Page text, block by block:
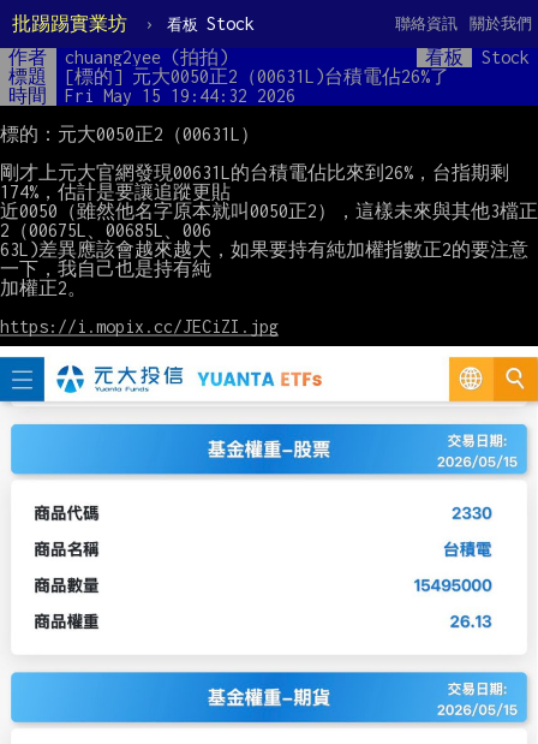
批踢踢實業坊 › 看板 Stock 關於我們
聯絡資訊
作者 chuang2yee (拍拍) 看板
Stock
標題
[標的] 元大0050正2（00631L)台積電佔26%了
時間
Fri May 15 19:44:32 2026
標的：元大0050正2（00631L）
剛才上元大官網發現00631L的台積電佔比來到26%，台指期剩
174%，估計是要讓追蹤更貼
近0050（雖然他名字原本就叫0050正2），這樣未來與其他3檔正
2（00675L、00685L、006
63L)差異應該會越來越大，如果要持有純加權指數正2的要注意
一下，我自己也是持有純
加權正2。
https://i.mopix.cc/JECiZI.jpg